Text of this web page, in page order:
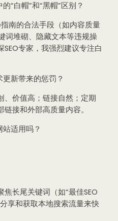
“白帽”和“黑帽”区别？
南的合法手段（如内容质量
词堆砌、隐藏文本等违规操
专家，我强烈建议专注白
新带来的惩罚？
、价值高；链接自然；定期
接和外部高质量内容。
适用吗？
长尾关键词（如“最佳SEO
享和获取本地搜索流量来快